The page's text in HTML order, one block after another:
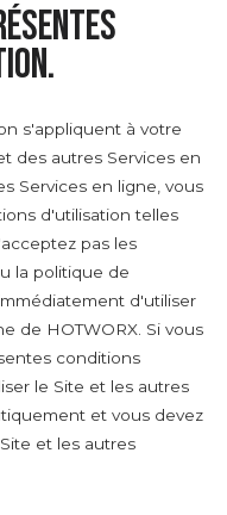
s'appliquent à votre
des autres Services en
Services en ligne, vous
d'utilisation telles
pas les
la politique de
d'utiliser
de HOTWORX. Si vous
conditions
le Site et les autres
et vous devez
et les autres